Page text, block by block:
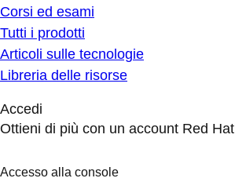
Corsi ed esami
Tutti i prodotti
Articoli sulle tecnologie
Libreria delle risorse
Accedi
Ottieni di più con un account Red Hat
Accesso alla console